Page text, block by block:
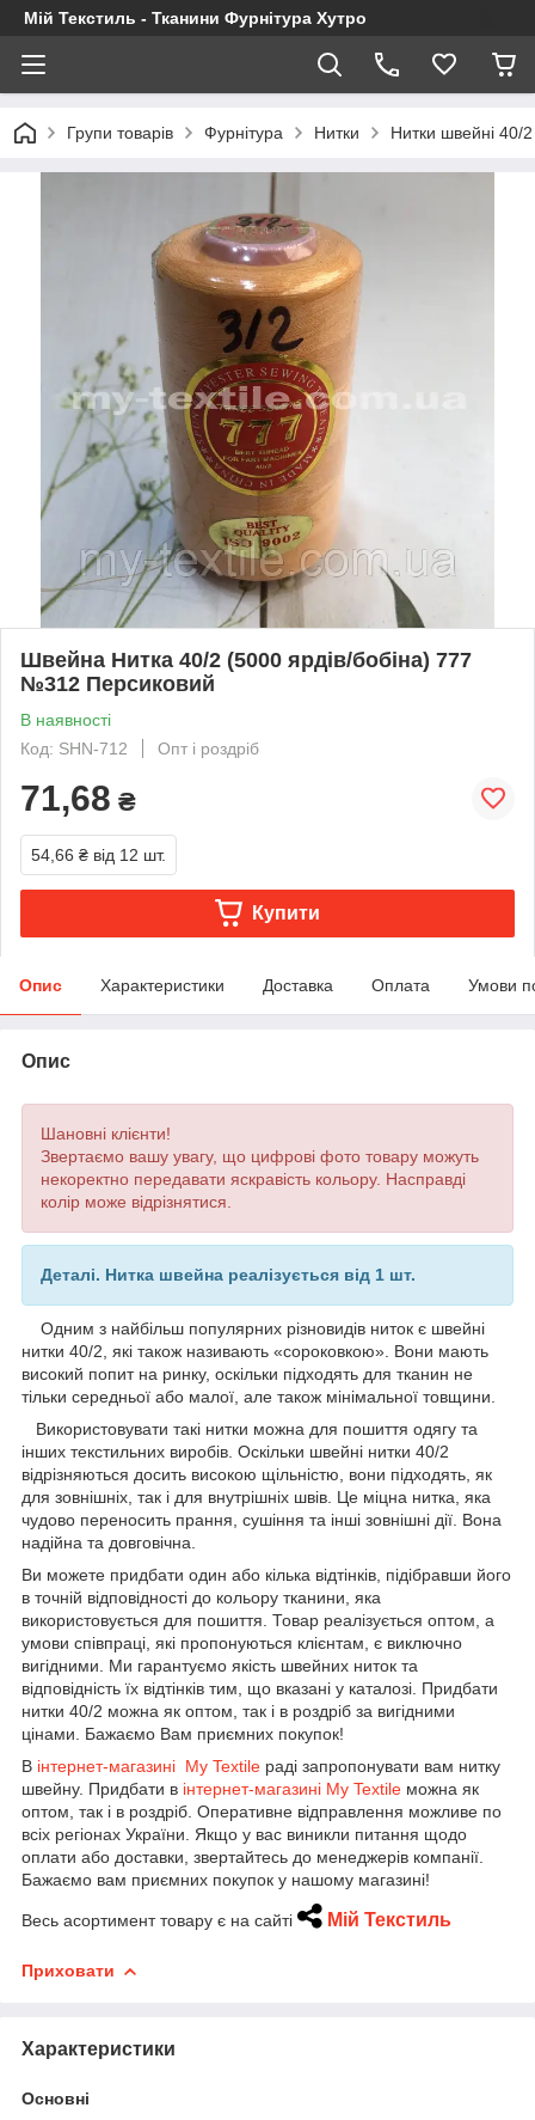
Мій Текстиль - Тканини Фурнітура Хутро
Групи товарів Фурнітура Нитки Нитки швейні 40/
Швейна Нитка 40/2 (5000 ярдів/бобіна) 777
№312 Персиковий
В наявності
Код: SHN-712
Опт і роздріб
71,68 ₴
54,66 ₴ від 12 шт.
Купити
Опис Характеристики Доставка Оплата Умови
Опис
Шановні клієнти!
Звертаємо вашу увагу, що цифрові фото товару можуть
некоректно передавати яскравість кольору. Насправді
колір може відрізнятися.
Деталі. Нитка швейна реалізується від 1 шт.
Одним з найбільш популярних різновидів ниток є швейні
нитки 40/2, які також називають «сороковкою». Вони мають
високий попит на ринку, оскільки підходять для тканин не
тільки середньої або малої, але також мінімальної товщини.
Використовувати такі нитки можна для пошиття одягу та
інших текстильних виробів. Оскільки швейні нитки 40/2
відрізняються досить високою щільністю, вони підходять, як
для зовнішніх, так і для внутрішніх швів. Це міцна нитка, яка
чудово переносить прання, сушіння та інші зовнішні дії. Вона
надійна та довговічна.
Ви можете придбати один або кілька відтінків, підібравши його
в точній відповідності до кольору тканини, яка
використовується для пошиття. Товар реалізується оптом, а
умови співпраці, які пропонуються клієнтам, є виключно
вигідними. Ми гарантуємо якість швейних ниток та
відповідність їх відтінків тим, що вказані у каталозі. Придбати
нитки 40/2 можна як оптом, так і в роздріб за вигідними
цінами. Бажаємо Вам приємних покупок!
В інтернет-магазині My Textile раді запропонувати вам нитку
швейну. Придбати в інтернет-магазині My Textile можна як
оптом, так і в роздріб. Оперативне відправлення можливе по
всіх регіонах України. Якщо у вас виникли питання щодо
оплати або доставки, звертайтесь до менеджерів компанії.
Бажаємо вам приємних покупок у нашому магазині!
Весь асортимент товару є на сайті Мій Текстиль
Приховати
Характеристики
Основні